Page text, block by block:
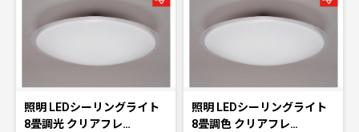
照明 LEDシーリングライト
8畳調光 クリアフレ…
照明 LEDシーリングライト
8畳調色 クリアフレ…